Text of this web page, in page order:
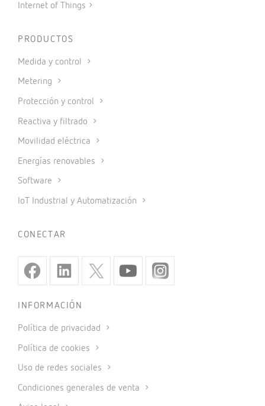
Internet of Things
PRODUCTOS
Medida y control
Metering
Protección y control
Reactiva y filtrado
Movilidad eléctrica
Energías renovables
Software
IoT Industrial y Automatización
CONECTAR
INFORMACIÓN
Política de privacidad
Política de cookies
Uso de redes sociales
Condiciones generales de venta